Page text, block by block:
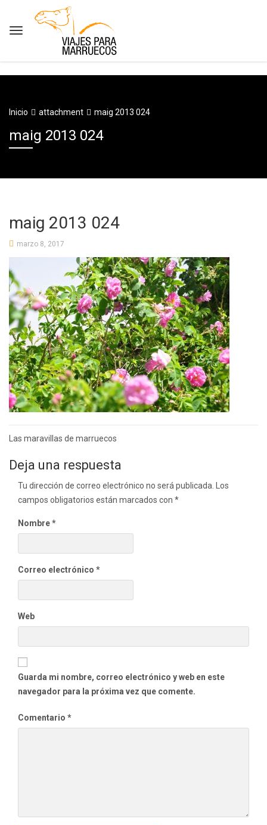
Inicio attachment maig 2013 024
maig 2013 024
maig 2013 024
marzo 8, 2017
Navegación
entradas
Las maravillas de marruecos
Deja una respuesta
Tu dirección de correo electrónico no será publicada.
Los
campos obligatorios están marcados con *
Nombre*
Correo electrónico *
Web
Guarda mi nombre, correo electrónico y web en este
navegador para la próxima vez que comente.
Comentario *